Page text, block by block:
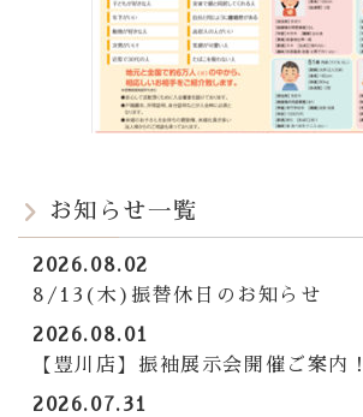
お知らせ一覧
2026.08.02
8/13(木)振替休日のお知らせ
2026.08.01
【豊川店】振袖展示会開催ご案内！
2026.07.31